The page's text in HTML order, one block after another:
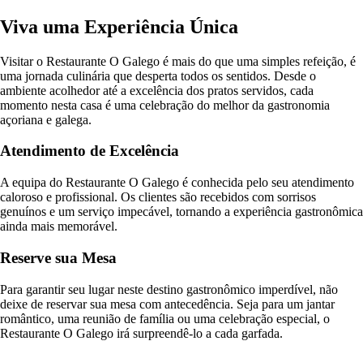
Viva uma Experiência Única
Visitar o Restaurante O Galego é mais do que uma simples refeição, é
uma jornada culinária que desperta todos os sentidos. Desde o
ambiente acolhedor até a excelência dos pratos servidos, cada
momento nesta casa é uma celebração do melhor da gastronomia
açoriana e galega.
Atendimento de Excelência
A equipa do Restaurante O Galego é conhecida pelo seu atendimento
caloroso e profissional. Os clientes são recebidos com sorrisos
genuínos e um serviço impecável, tornando a experiência gastronômica
ainda mais memorável.
Reserve sua Mesa
Para garantir seu lugar neste destino gastronômico imperdível, não
deixe de reservar sua mesa com antecedência. Seja para um jantar
romântico, uma reunião de família ou uma celebração especial, o
Restaurante O Galego irá surpreendê-lo a cada garfada.